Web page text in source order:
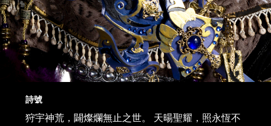
詩號
狩宇神荒，闢燦爛無止之世。 天暘聖耀，照永恆不